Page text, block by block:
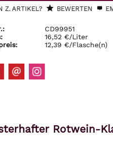
Z. ARTIKEL? BEWERTEN
CD99951
16,52 €/Liter
12,39 €/Flasche(n)
Rotwein-